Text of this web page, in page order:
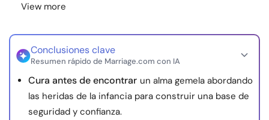
nosotros
© Copyright 2026. Todos los derechos reservados.
View more
Conclusiones clave
Resumen rápido de Marriage.com con IA
Cura antes de encontrar un alma gemela abordando
las heridas de la infancia para construir una base de
seguridad y confianza.